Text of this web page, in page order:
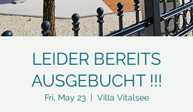
LEIDER BEREITS
AUSGEBUCHT !!!
Fri, May 23
  |
Villa Vitalsee